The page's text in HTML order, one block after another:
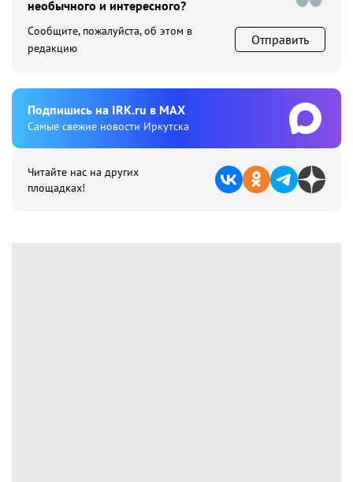
необычного и интересного?
Сообщите, пожалуйста, об этом в
редакцию
Отправить
Подпишиcь на IRK.ru в MAX
Cамые свежие новости Иркутска
Читайте нас на других
площадках!